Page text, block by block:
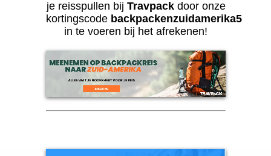
je reisspullen bij Travpackdoor onze
kortingscode backpackenzuidamerika5
in te voeren bij het afrekenen!